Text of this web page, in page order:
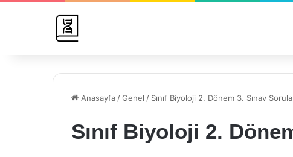
Anasayfa /Genel / Sınıf Biyoloji 2. Dönem 3. Sınav
Sınıf Biyoloji 2.